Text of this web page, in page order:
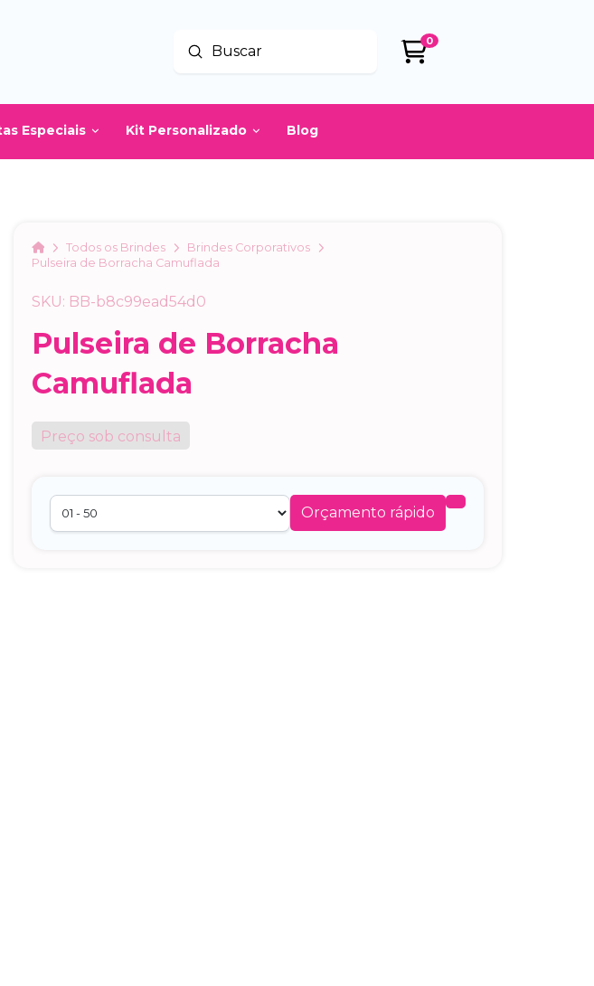
Buscar
Enviar
0
Especiais Kit Personalizado Blog
HomeTodos os Brindes
Brindes Corporativos
Pulseira de Borracha Camuflada
SKU: BB-b8c99ead54d0
Pulseira de Borracha
Camuflada
Preço sob consulta
Orçamento rápido